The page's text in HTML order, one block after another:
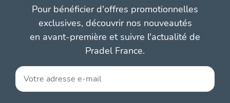
Pour bénéficier d'offres promotionnelles
exclusives, découvrir nos nouveautés
en avant-première et suivre l'actualité de
Pradel France.